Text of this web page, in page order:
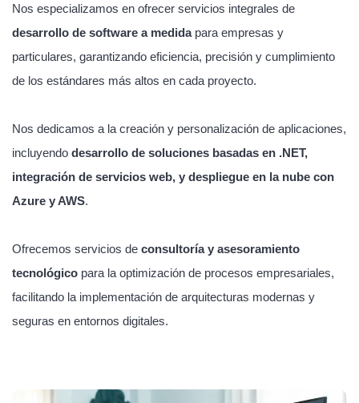
Nos especializamos en ofrecer servicios integrales de
desarrollo de software a medidapara empresas y
particulares, garantizando eficiencia, precisión y cumplimiento
de los estándares más altos en cada proyecto.
Nos dedicamos a la creación y personalización de aplicaciones,
incluyendo desarrollo de soluciones basadas en .NET,
integración de servicios web, y despliegue en la nube con
Azure y AWS.
Ofrecemos servicios de consultoría y asesoramiento
tecnológico para la optimización de procesos empresariales,
facilitando la implementación de arquitecturas modernas y
seguras en entornos digitales.